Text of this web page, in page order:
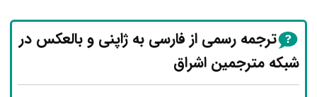
ترجمه رسمی از فارسی به ژاپنی و بالعکس در
شبکه مترجمین اشراق